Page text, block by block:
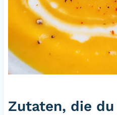
Zutaten, die